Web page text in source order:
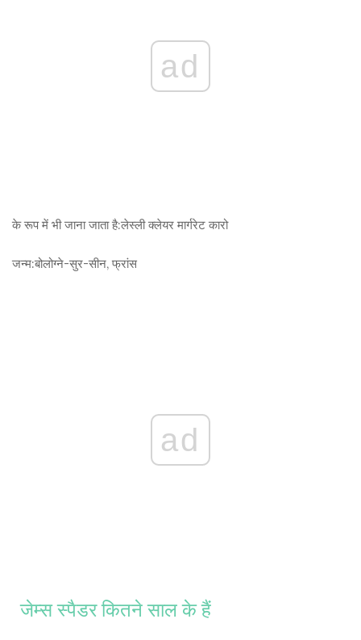
ad
के रूप में भी जाना जाता है:लेस्ली क्लेयर मार्गरेट कारो
जन्म:बोलोग्ने-सुर-सीन, फ्रांस
ad
जेम्स स्पैडर कितने साल के हैं